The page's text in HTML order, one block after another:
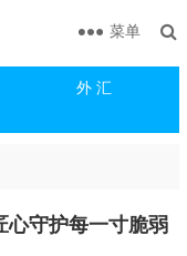
外 汇
菜单
心守护每一寸脆弱